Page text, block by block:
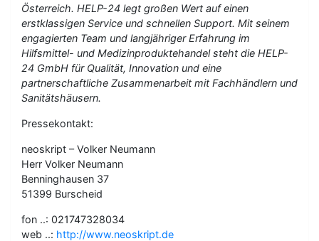
Österreich. HELP-24 legt großen Wert auf einen
erstklassigen Service und schnellen Support. Mit seinem
engagierten Team und langjähriger Erfahrung im
Hilfsmittel- und Medizinproduktehandel steht die HELP-
24 GmbH für Qualität, Innovation und eine
partnerschaftliche Zusammenarbeit mit Fachhändlern und
Sanitätshäusern.
Pressekontakt:
neoskript – Volker Neumann
Herr Volker Neumann
Benninghausen 37
51399 Burscheid
fon ..: 021747328034
web ..: http://www.neoskript.de